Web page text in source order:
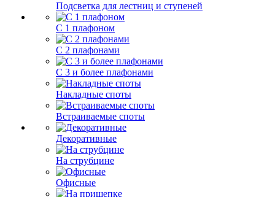
Подсветка для лестниц и ступеней
С 1 плафоном
С 2 плафонами
С 3 и более плафонами
Накладные споты
Встраиваемые споты
Декоративные
На струбцине
Офисные